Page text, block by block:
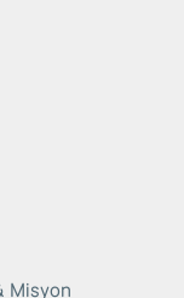
Misyon